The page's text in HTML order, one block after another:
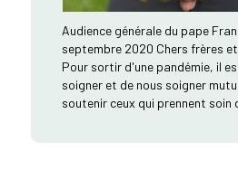
Audience générale du pape
septembre 2020 Chers frères
Pour sortir d'une pandémie, il
soigner et de nous soigner
soutenir ceux qui prennent